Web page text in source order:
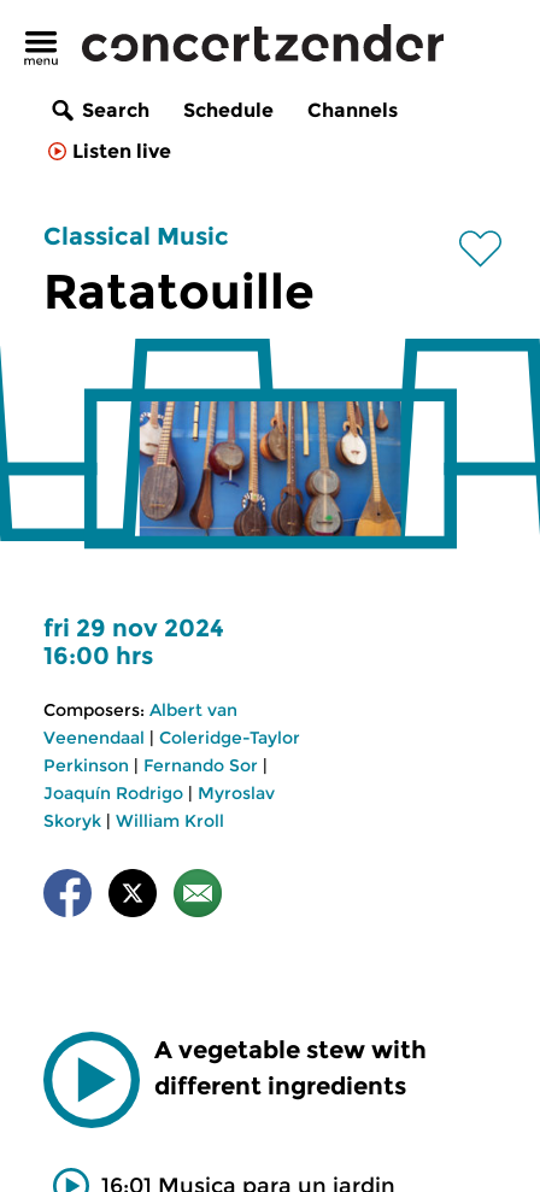
Search Schedule
Channels
Listen live
Classical Music
Ratatouille
fri 29 nov 2024
16:00 hrs
Composers: Albert van
Veenendaal | Coleridge-Taylor
Perkinson | Fernando Sor |
Joaquín Rodrigo | Myroslav
Skoryk | William Kroll
A vegetable stew with
different ingredients
16:01 Musica para un jardin